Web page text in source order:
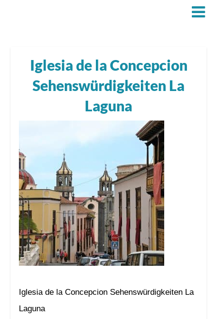
Iglesia de la Concepcion
Sehenswürdigkeiten La
Laguna
Iglesia de la Concepcion Sehenswürdigkeiten La
Laguna